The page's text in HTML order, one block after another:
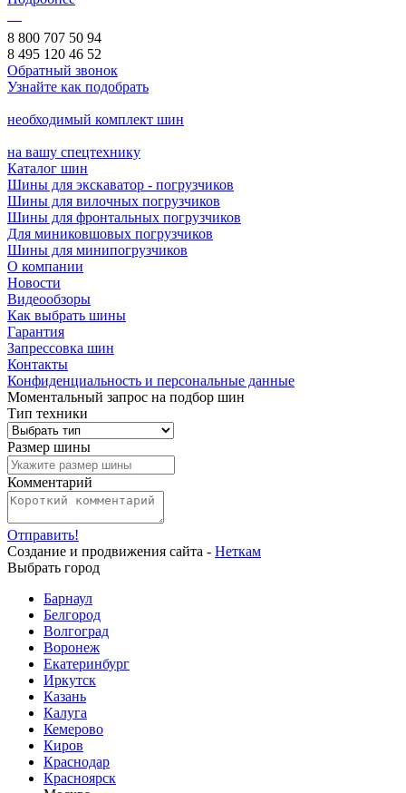
8 800 707 50 94
8 495 120 46 52
Обратный звонок
Узнайте как подобрать
необходимый комплект шин
на вашу спецтехнику
Каталог шин
Шины для экскаватор - погрузчиков
Шины для вилочных погрузчиков
Шины для фронтальных погрузчиков
Для миниковшовых погрузчиков
Шины для минипогрузчиков
О компании
Новости
Видеообзоры
Как выбрать шины
Гарантия
Запрессовка шин
Контакты
Конфиденциальность и персональные данные
Моментальный запрос на подбор шин
Тип техники
Размер шины
Комментарий
Отправить!
Создание и продвижения сайта - Неткам
Выбрать город
Барнаул
Белгород
Волгоград
Воронеж
Екатеринбург
Иркутск
Казань
Калуга
Кемерово
Киров
Краснодар
Красноярск